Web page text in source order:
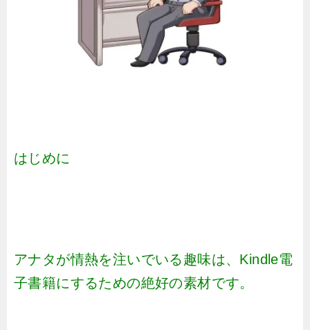
はじめに
アナタが情熱を注いでいる趣味は、Kindle電
子書籍にするための絶好の素材です。